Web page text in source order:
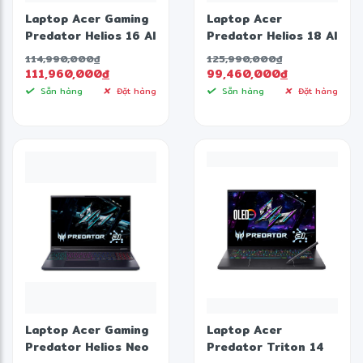
Laptop Acer Gaming
Predator Helios 16 AI
PH16-73-950C
NH.QW0SV.001
(Thông số: Core
114,990,000đ
111,960,000đ
Sẵn hàng Đặt hàng
Laptop Acer
Predator Helios 18 AI
PH18-73-93P0
(Thông số: Intel Core
Ultra 9 275HX | RTX
125,990,000đ
99,460,000đ
Sẵn hàng Đặt hàng
Laptop Acer Gaming
Predator Helios Neo
Laptop Acer
Predator Triton 14